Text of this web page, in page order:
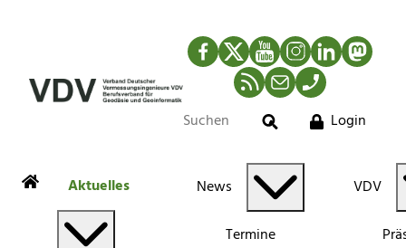
Facebook
TwitterYouTubeInstagram
LinkedIn
RSS-Newsfeed
MailTelefon
Suche
Login
Aktuelles News
Termine
VDV